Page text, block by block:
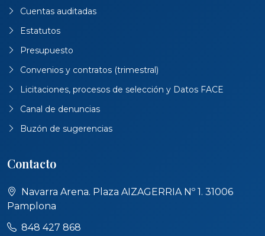
Cuentas auditadas
Estatutos
Presupuesto
Convenios y contratos (trimestral)
Licitaciones, procesos de selección y Datos FACE
Canal de denuncias
Buzón de sugerencias
Contacto
Navarra Arena. Plaza AIZAGERRIA Nº 1. 31006
Pamplona
848 427 868